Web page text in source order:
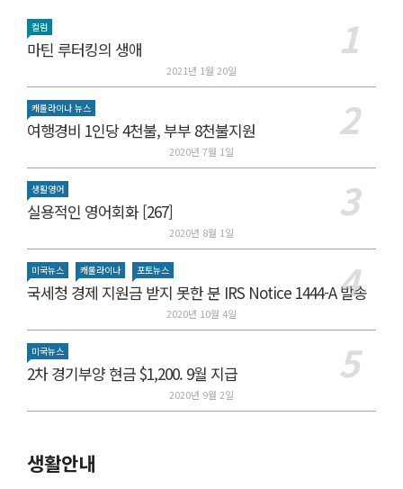
컬럼
마틴 루터킹의 생애
2021년 1월 20일
캐롤라이나 뉴스
여행경비 1인당 4천불, 부부 8천불지원
2020년 7월 1일
생활영어
실용적인 영어회화 [267]
2020년 8월 1일
미국뉴스 캐롤라이나 포토뉴스
국세청 경제 지원금 받지 못한 분 IRS Notice 1444-A 발송
2020년 10월 4일
미국뉴스
2차 경기부양 현금 $1,200. 9월 지급
2020년 9월 2일
생활안내